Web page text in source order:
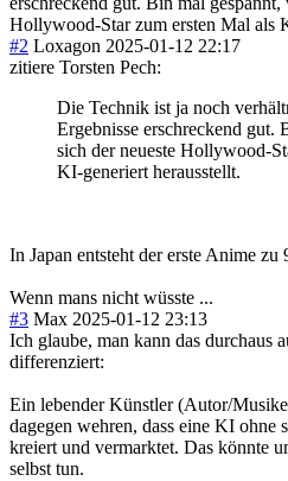
Hollywood-Star zum ersten Mal als
#2 Loxagon 2025-01-12 22:17
zitiere Torsten Pech:
Die Technik ist ja noch
Ergebnisse erschreckend gut.
sich der neueste Hollywood-
KI-generiert herausstellt.
In Japan entsteht der erste Anime
Wenn mans nicht wüsste ...
#3 Max 2025-01-12 23:13
Ich glaube, man kann das durchaus
differenziert:
Ein lebender Künstler (Autor/
dagegen wehren, dass eine KI ohne
kreiert und vermarktet. Das könnte
selbst tun.